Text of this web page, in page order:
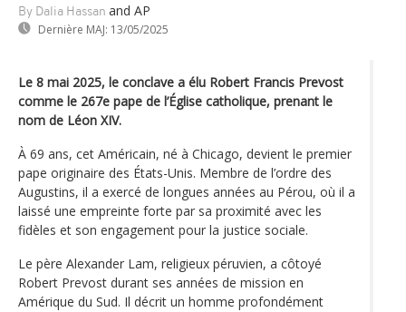
By Dalia Hassan and AP
Dernière MAJ: 13/05/2025
Le 8 mai 2025, le conclave a élu Robert Francis Prevost
comme le 267e pape de l’Église catholique, prenant le
nom de Léon XIV.
À 69 ans, cet Américain, né à Chicago, devient le premier
pape originaire des États-Unis. Membre de l’ordre des
Augustins, il a exercé de longues années au Pérou, où il a
laissé une empreinte forte par sa proximité avec les
fidèles et son engagement pour la justice sociale.
Le père Alexander Lam, religieux péruvien, a côtoyé
Robert Prevost durant ses années de mission en
Amérique du Sud. Il décrit un homme profondément